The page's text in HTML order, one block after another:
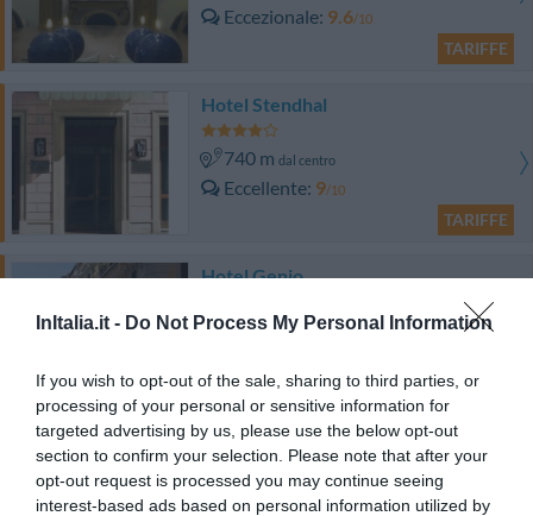
InItalia.it - Do Not Process My Personal Information
If you wish to opt-out of the sale, sharing to third parties, or
processing of your personal or sensitive information for
targeted advertising by us, please use the below opt-out
section to confirm your selection. Please note that after your
opt-out request is processed you may continue seeing
interest-based ads based on personal information utilized by
Eccezionale 9.6/10
TARIFFE
Hotel Stendhal
740 m dal centro
Eccellente 9/10
TARIFFE
Hotel Genio
1.96 kmdal centro
TARIFFE
Antica Dimora De Michaelis
2.04 kmdal centro